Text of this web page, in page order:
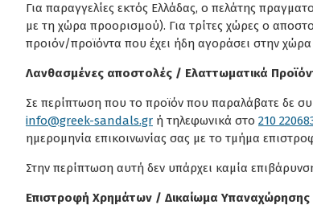
Για παραγγελίες εκτός Ελλάδας, ο πελάτης
με τη χώρα προορισμού). Για τρίτες χώρες ο
προιόν/προϊόντα που έχει ήδη αγοράσει στην
Λανθασμένες αποστολές / Ελαττωματικά
Σε περίπτωση που το προϊόν που παραλάβατε δε
info@greek-sandals.gr ή τηλεφωνικά στο 210
ημερομηνία επικοινωνίας σας με το τμήμα
Στην περίπτωση αυτή δεν υπάρχει καμία
Επιστροφή Χρημάτων / Δικαίωμα Υπαναχώρησης